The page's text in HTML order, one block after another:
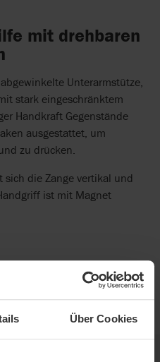
Über Cookies
mit drehbaren
Unterarmstütze,
stark eingeschränktem
Handkraft Gegenstände
ausgestattet, um
zu drücken.
sich die Zange vertikal und
ist mit Magnet